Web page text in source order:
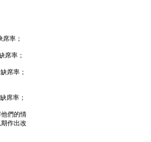
率；
席率；
席率；
席率；
們的情
作出改